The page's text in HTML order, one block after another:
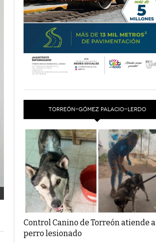
TORREÓN-GÓMEZ PALACIO-LERDO
Control Canino de Torreón atiende a
perro lesionado